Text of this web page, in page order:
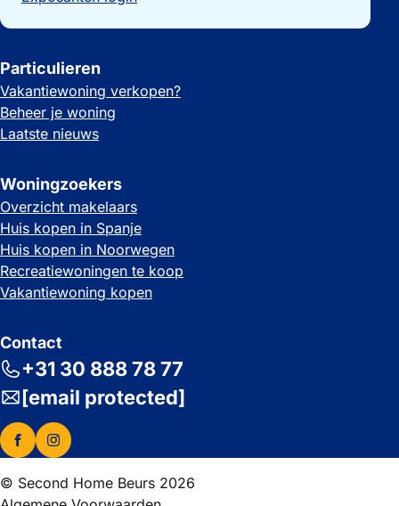
Particulieren
Vakantiewoning verkopen?
Beheer je woning
Laatste nieuws
Woningzoekers
Overzicht makelaars
Huis kopen in Spanje
Huis kopen in Noorwegen
Recreatiewoningen te koop
Vakantiewoning kopen
Contact
+31 30 888 78 77
[email protected]
© Second Home Beurs 2026